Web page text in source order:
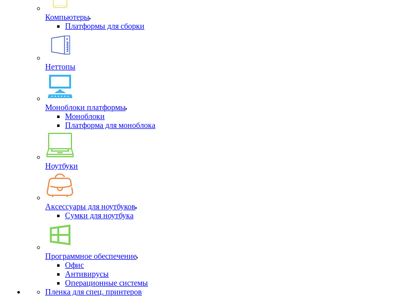
Компьютеры
Платформы для сборки
Неттопы
Моноблоки платформы
Моноблоки
Платформа для моноблока
Ноутбуки
Аксессуары для ноутбуков
Сумки для ноутбука
Программное обеспечение
Офис
Антивирусы
Операционные системы
Пленка для спец. принтеров